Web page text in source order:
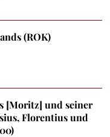
(ROK)
[Moritz] und seiner
Florentius und